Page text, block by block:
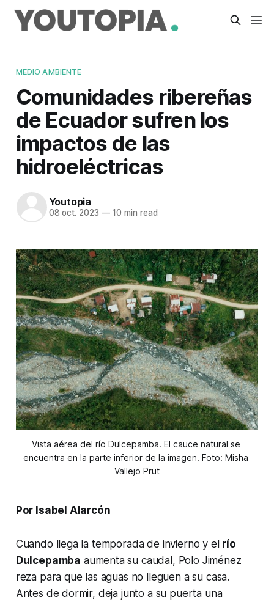
MEDIO AMBIENTE
Comunidades ribereñas
de Ecuador sufren los
impactos de las
hidroeléctricas
Youtopia
08 oct. 2023 —10 min read
Vista aérea del río Dulcepamba. El cauce natural se
encuentra en la parte inferior de la imagen. Foto: Misha
Vallejo Prut
Por Isabel Alarcón
Cuando llega la temporada de invierno y el río
Dulcepamba aumenta su caudal, Polo Jiménez
reza para que las aguas no lleguen a su casa.
Antes de dormir, deja junto a su puerta una